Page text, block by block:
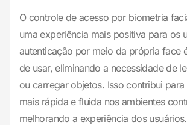
O controle de acesso por biometria
uma experiência mais positiva para os
autenticação por meio da própria face
de usar, eliminando a necessidade de
ou carregar objetos. Isso contribui para
mais rápida e fluida nos ambientes
melhorando a experiência dos usuários.